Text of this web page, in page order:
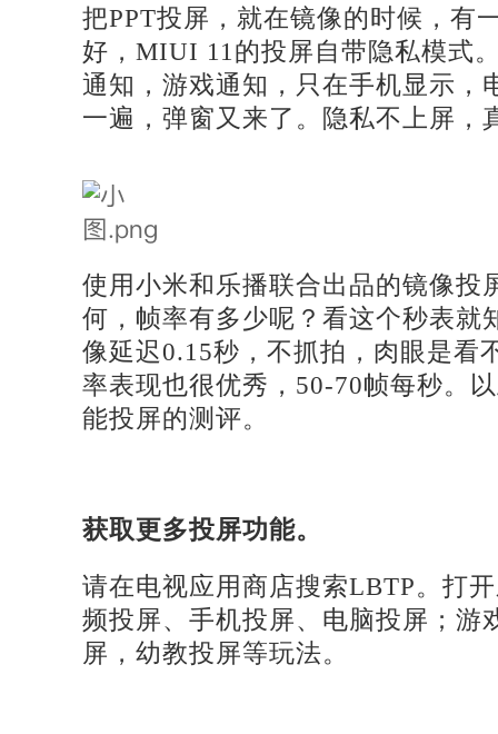
把PPT投屏，就在镜像的时候，有
好，MIUI 11的投屏自带隐私模式
通知，游戏通知，只在手机显示，
一遍，弹窗又来了。隐私不上屏，
使用小米和乐播联合出品的镜像投
何，帧率有多少呢？看这个秒表就
像延迟0.15秒，不抓拍，肉眼是看
率表现也很优秀，50-70帧每秒。
能投屏的测评。
获取更多投屏功能。
请在电视应用商店搜索LBTP。打
频投屏、手机投屏、电脑投屏；游
屏，幼教投屏等玩法。